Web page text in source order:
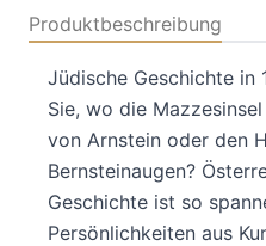
Produktbeschreibung
Jüdische Geschichte in
Sie, wo die
von Arnstein oder den
Bernsteinaugen?
Geschichte ist so
Persönlichkeiten aus